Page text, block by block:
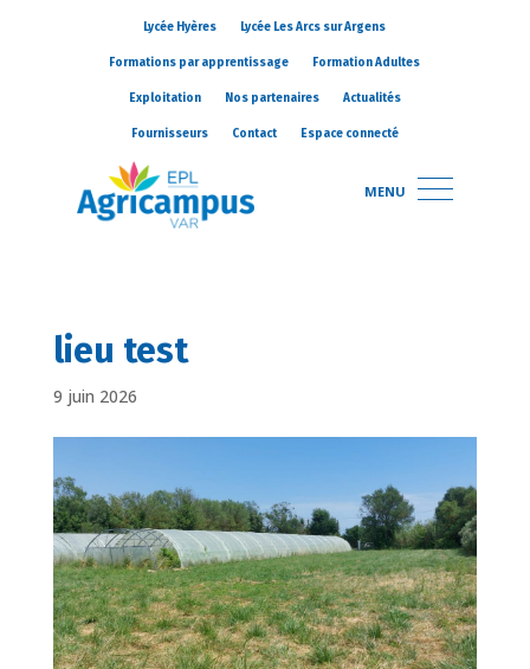
Lycée Hyères Lycée Les Arcs sur Argens
Formations par apprentissage Formation Adultes
Exploitation Nos partenaires Actualités
Fournisseurs Contact Espace connecté
MENU
lieu test
9 juin 2026